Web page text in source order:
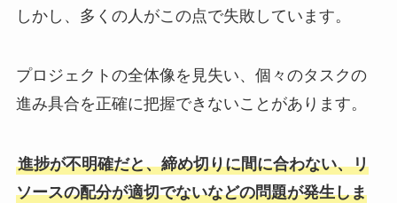
しかし、多くの人がこの点で失敗しています。
プロジェクトの全体像を見失い、個々のタスクの
進み具合を正確に把握できないことがあります。
進捗が不明確だと、締め切りに間に合わない、リ
ソースの配分が適切でないなどの問題が発生しま